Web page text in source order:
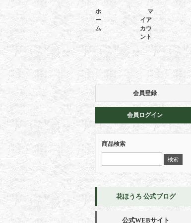
ホ
ー
ム
マ
イア
カウ
ント
会員登録
会員ログイン
商品検索
花ほうろ 公式ブログ
公式WEBサイト